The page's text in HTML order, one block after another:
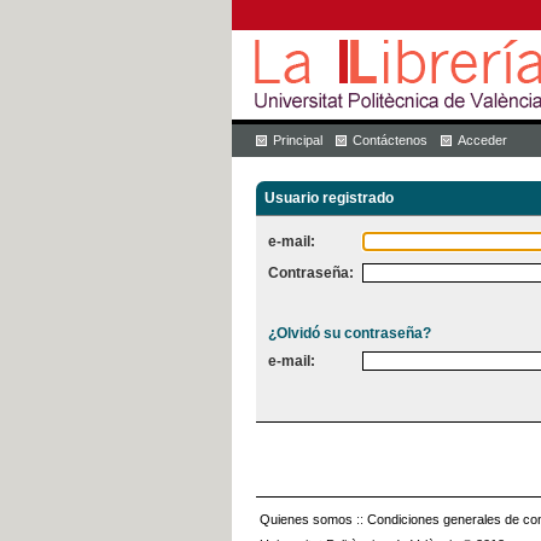
Principal Contáctenos Acceder
Usuario registrado
e-mail:
Contraseña:
¿Olvidó su contraseña?
e-mail:
Quienes somos :: Condiciones generales de